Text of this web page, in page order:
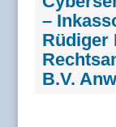
–
Rüdiger
B.V.